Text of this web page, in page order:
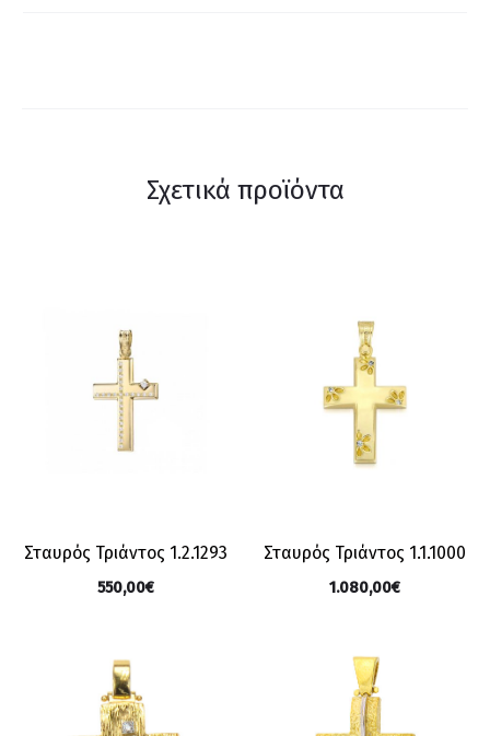
Σχετικά προϊόντα
Σταυρός Τριάντος 1.2.1293
550,00€
Σταυρός Τριάντος 1.1.1000
1.080,00€